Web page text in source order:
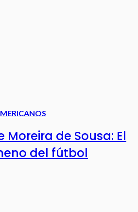
Moreira de Sousa: El
del fútbol